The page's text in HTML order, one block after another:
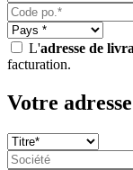
L'adresse de
facturation.
Votre